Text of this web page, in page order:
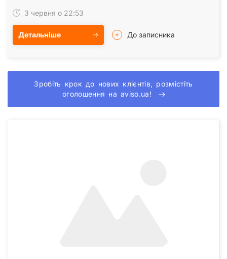
рядом с…
3 червня о 22:53
Детальніше До записника
Зробіть крок до нових клієнтів, розмістіть
оголошення на aviso.ua!